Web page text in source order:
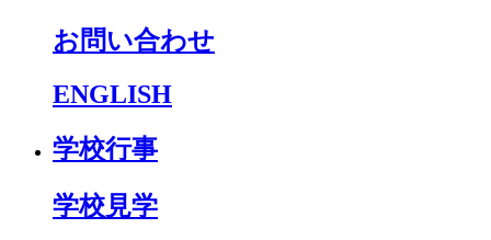
お問い合わせ
ENGLISH
学校行事
学校見学